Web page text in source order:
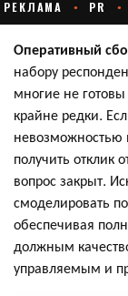
Оперативный
набору
многие не
крайне редки.
невозможностью
получить отклик
вопрос закрыт.
смоделировать
обеспечивая
должным
управляемым и